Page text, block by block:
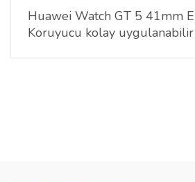
parlaklığını ve renk canlılığını
Ekranınız ilk günkü gibi net
Huawei Watch GT 5 41mm
Koruyucu kolay uygulanabilir
Evet, ekran koruyucu özel yapışkan